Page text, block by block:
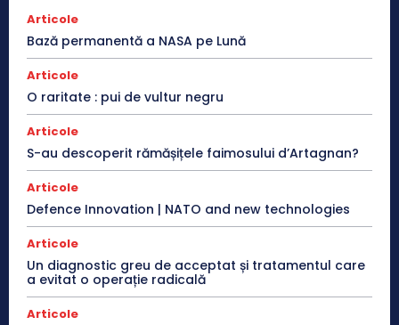
Articole
Bază permanentă a NASA pe Lună
Articole
O raritate : pui de vultur negru
Articole
S-au descoperit rămășițele faimosului d’Artagnan?
Articole
Defence Innovation | NATO and new technologies
Articole
Un diagnostic greu de acceptat și tratamentul care
a evitat o operație radicală
Articole